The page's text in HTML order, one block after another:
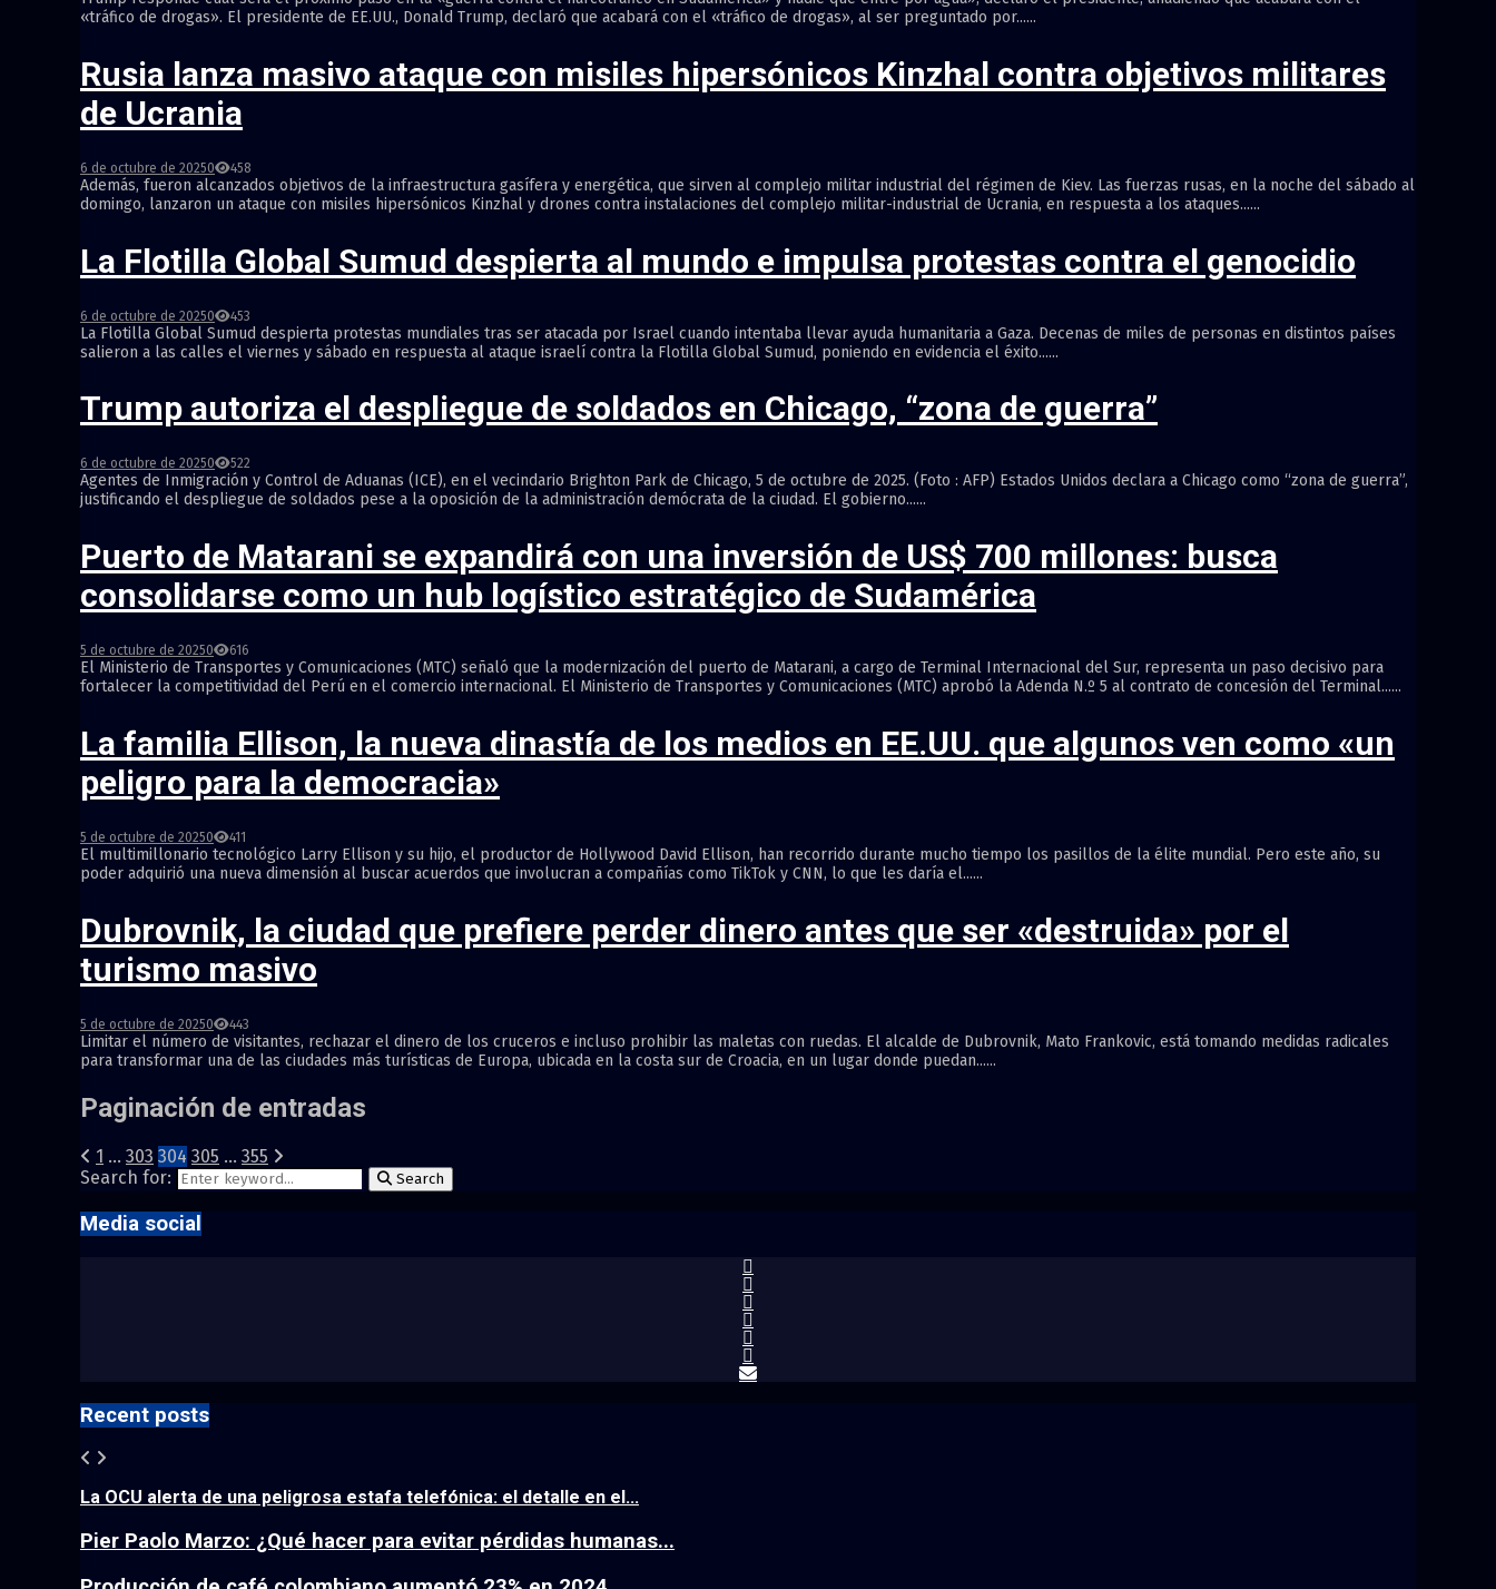
«tráfico de drogas». El presidente de EE.UU., Donald Trump, declaró que acabará con el «tráfico de drogas», al ser preguntado por......
Rusia lanza masivo ataque con misiles hipersónicos Kinzhal contra objetivos militares
de Ucrania
6 de octubre de 20250 458
Además, fueron alcanzados objetivos de la infraestructura gasífera y energética, que sirven al complejo militar industrial del régimen de Kiev. Las fuerzas rusas, en la noche del sábado al
domingo, lanzaron un ataque con misiles hipersónicos Kinzhal y drones contra instalaciones del complejo militar-industrial de Ucrania, en respuesta a los ataques......
La Flotilla Global Sumud despierta al mundo e impulsa protestas contra el genocidio
6 de octubre de 20250 453
La Flotilla Global Sumud despierta protestas mundiales tras ser atacada por Israel cuando intentaba llevar ayuda humanitaria a Gaza. Decenas de miles de personas en distintos países
salieron a las calles el viernes y sábado en respuesta al ataque israelí contra la Flotilla Global Sumud, poniendo en evidencia el éxito......
Trump autoriza el despliegue de soldados en Chicago, “zona de guerra”
6 de octubre de 20250 522
Agentes de Inmigración y Control de Aduanas (ICE), en el vecindario Brighton Park de Chicago, 5 de octubre de 2025. (Foto : AFP) Estados Unidos declara a Chicago como “zona de guerra”,
justificando el despliegue de soldados pese a la oposición de la administración demócrata de la ciudad. El gobierno......
Puerto de Matarani se expandirá con una inversión de US$ 700 millones: busca
consolidarse como un hub logístico estratégico de Sudamérica
5 de octubre de 20250 616
El Ministerio de Transportes y Comunicaciones (MTC) señaló que la modernización del puerto de Matarani, a cargo de Terminal Internacional del Sur, representa un paso decisivo para
fortalecer la competitividad del Perú en el comercio internacional. El Ministerio de Transportes y Comunicaciones (MTC) aprobó la Adenda N.º 5 al contrato de concesión del Terminal......
La familia Ellison, la nueva dinastía de los medios en EE.UU. que algunos ven como «un
peligro para la democracia»
5 de octubre de 20250 411
El multimillonario tecnológico Larry Ellison y su hijo, el productor de Hollywood David Ellison, han recorrido durante mucho tiempo los pasillos de la élite mundial. Pero este año, su
poder adquirió una nueva dimensión al buscar acuerdos que involucran a compañías como TikTok y CNN, lo que les daría el......
Dubrovnik, la ciudad que prefiere perder dinero antes que ser «destruida» por el
turismo masivo
5 de octubre de 20250 443
Limitar el número de visitantes, rechazar el dinero de los cruceros e incluso prohibir las maletas con ruedas. El alcalde de Dubrovnik, Mato Frankovic, está tomando medidas radicales
para transformar una de las ciudades más turísticas de Europa, ubicada en la costa sur de Croacia, en un lugar donde puedan......
Paginación de entradas
1 … 303 304 305 … 355
Search for:
Search
Media social
Recent posts
La OCU alerta de una peligrosa estafa telefónica: el detalle en el...
Pier Paolo Marzo: ¿Qué hacer para evitar pérdidas humanas...